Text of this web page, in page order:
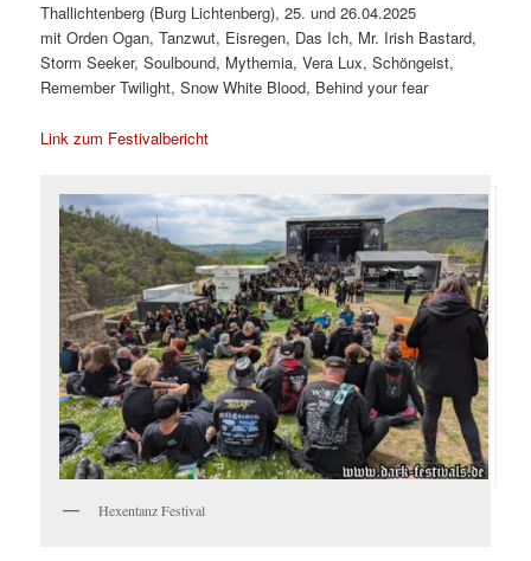
Thallichtenberg (Burg Lichtenberg), 25. und 26.04.2025
mit Orden Ogan, Tanzwut, Eisregen, Das Ich, Mr. Irish Bastard,
Storm Seeker, Soulbound, Mythemia, Vera Lux, Schöngeist,
Remember Twilight, Snow White Blood, Behind your fear
Link zum Festivalbericht
Hexentanz Festival